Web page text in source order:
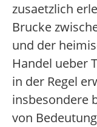
zusaetzlich
Brucke
und der
Handel ueber
in der Regel
insbesondere
von